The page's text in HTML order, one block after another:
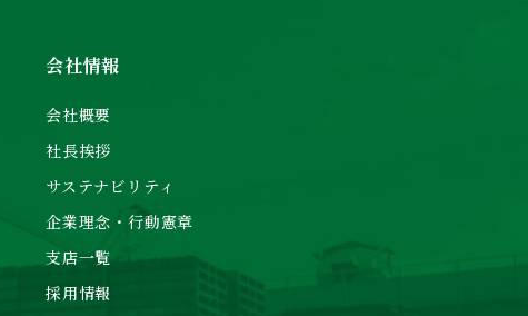
会社情報
会社概要
社長挨拶
サステナビリティ
企業理念・行動憲章
支店一覧
採用情報